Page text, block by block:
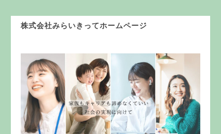
株式会社みらいきってホームページ